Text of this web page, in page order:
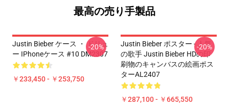
最高の売り手製品
Justin Bieber ケース ・ ドリュ
ー IPhoneケース #10 DM2307
￥233,450 - ￥253,750
-20%
Justin Bieber ポスター - 人気
の歌手 Justin Bieber HDの印
刷物のキャンバスの絵画ポス
ターAL2407
￥287,100 - ￥665,550
-20%